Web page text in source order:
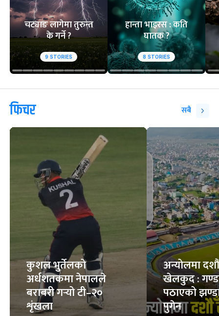
चट्याङ लागेमा तुरुन्त
के गर्ने ?
9 STORIES
हान्ता भाइरस : कति
घातक ?
8 STORIES
फिचर सबै
कुशल भुर्तेलको
अर्धशतकमा नेपालले
बराबरी गर्‍यो टी–२०
शृंखला
अन्योलमा दशौँ
खेलकुद :
पठाएको
पुगेन